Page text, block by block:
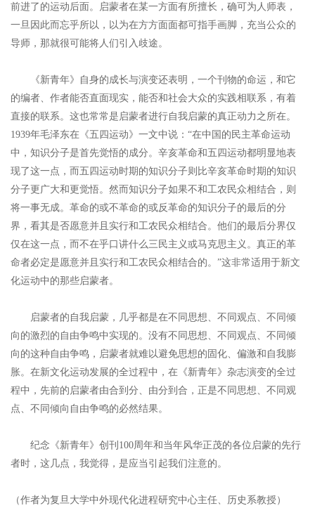
前进了的运动后面。启蒙者在某一方面有所擅长，确可为人师表，
一旦因此而忘乎所以，以为在方方面面都可指手画脚，充当公众的
导师，那就很可能将人们引入歧途。
《新青年》自身的成长与演变还表明，一个刊物的命运，和它
的编者、作者能否直面现实，能否和社会大众的实践相联系，有着
直接的联系。这也常常是启蒙者进行自我启蒙的真正动力之所在。
1939年毛泽东在《五四运动》一文中说：“在中国的民主革命运动
中，知识分子是首先觉悟的成分。辛亥革命和五四运动都明显地表
现了这一点，而五四运动时期的知识分子则比辛亥革命时期的知识
分子更广大和更觉悟。然而知识分子如果不和工农民众相结合，则
将一事无成。革命的或不革命的或反革命的知识分子的最后的分
界，看其是否愿意并且实行和工农民众相结合。他们的最后分界仅
仅在这一点，而不在乎口讲什么三民主义或马克思主义。真正的革
命者必定是愿意并且实行和工农民众相结合的。”这非常适用于新文
化运动中的那些启蒙者。
启蒙者的自我启蒙，几乎都是在不同思想、不同观点、不同倾
向的激烈的自由争鸣中实现的。没有不同思想、不同观点、不同倾
向的这种自由争鸣，启蒙者就难以避免思想的固化、偏激和自我膨
胀。在新文化运动发展的全过程中，在《新青年》杂志演变的全过
程中，先前的启蒙者由合到分、由分到合，正是不同思想、不同观
点、不同倾向自由争鸣的必然结果。
纪念《新青年》创刊100周年和当年风华正茂的各位启蒙的先行
者时，这几点，我觉得，是应当引起我们注意的。
（作者为复旦大学中外现代化进程研究中心主任、历史系教授）